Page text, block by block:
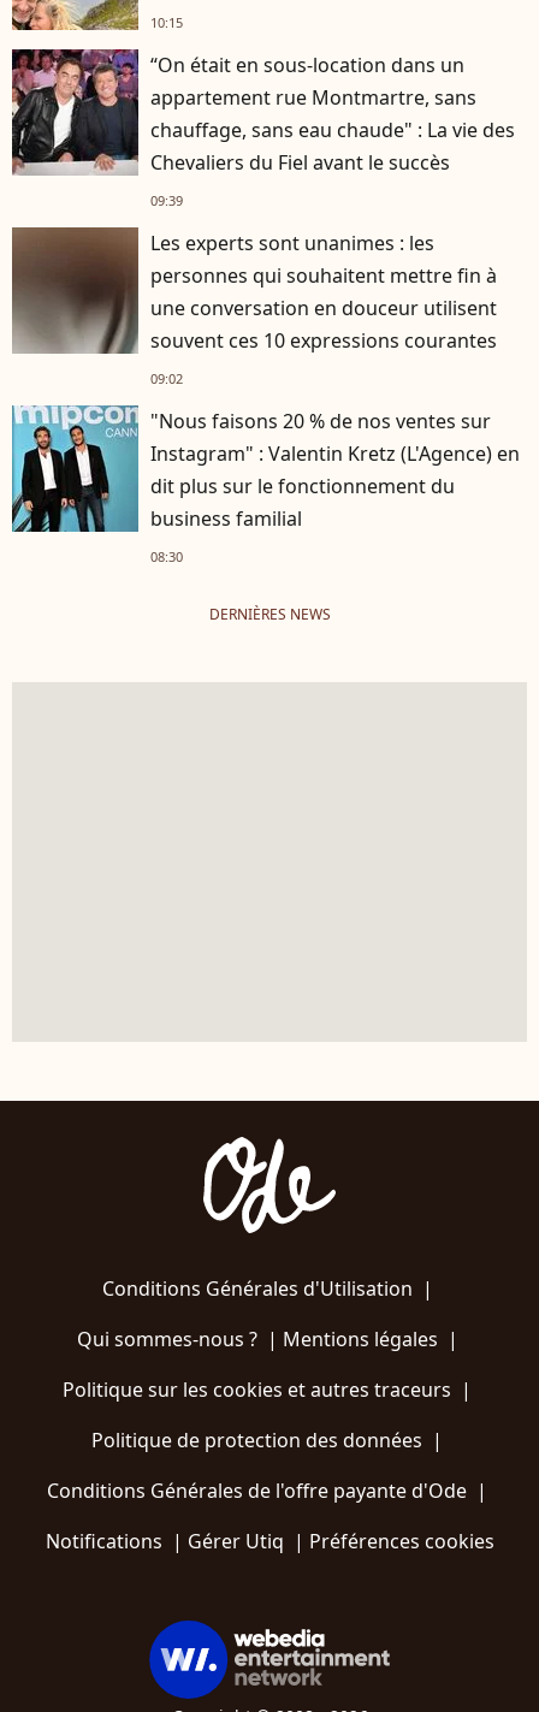
10:15
“On était en sous-location dans un
appartement rue Montmartre, sans
chauffage, sans eau chaude" : La vie des
Chevaliers du Fiel avant le succès
09:39
Les experts sont unanimes : les
personnes qui souhaitent mettre fin à
une conversation en douceur utilisent
souvent ces 10 expressions courantes
09:02
"Nous faisons 20 % de nos ventes sur
Instagram" : Valentin Kretz (L'Agence) en
dit plus sur le fonctionnement du
business familial
08:30
DERNIÈRES NEWS
Conditions Générales d'Utilisation |
Qui sommes-nous ?| Mentions légales |
Politique sur les cookies et autres traceurs |
Politique de protection des données |
Conditions Générales de l'offre payante d'Ode |
Notifications | Gérer Utiq | Préférences cookies